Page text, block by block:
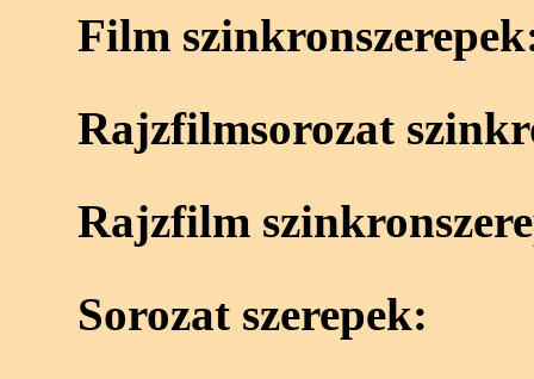
Film
Rajzfilmsorozat
Rajzfilm
Sorozat szerepek: